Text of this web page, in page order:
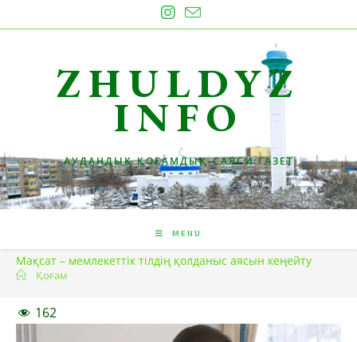
to
ZHULDYZ
INFO
АУДАНДЫҚ ҚОҒАМДЫҚ-САЯСИ ГАЗЕТ
MENU
Мақсат – мемлекеттік тілдің қолданыс аясын кеңейту
Қоғам
162